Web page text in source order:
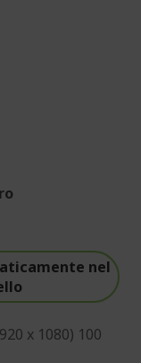
nel
x 1080) 100